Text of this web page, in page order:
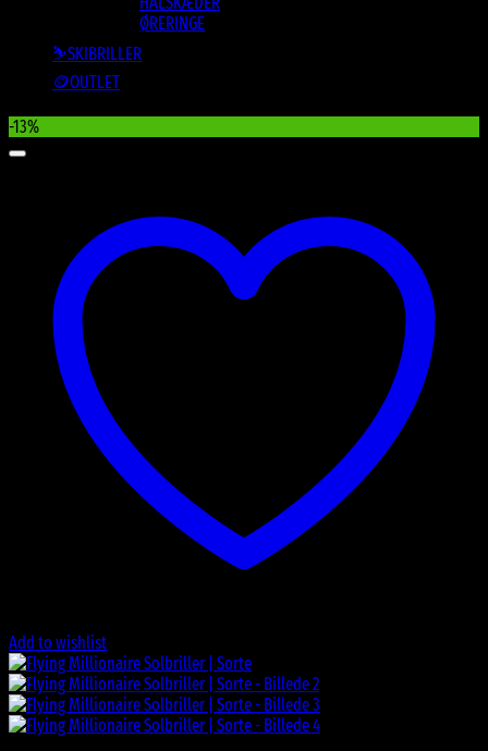
ØRERINGE
⛷️SKIBRILLER
🪙OUTLET
-13%
Add to wishlist